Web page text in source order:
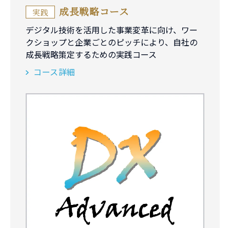
実践 成長戦略コース
デジタル技術を活用した事業変革に向け、ワー
クショップと企業ごとのピッチにより、自社の
成長戦略策定するための実践コース
コース詳細